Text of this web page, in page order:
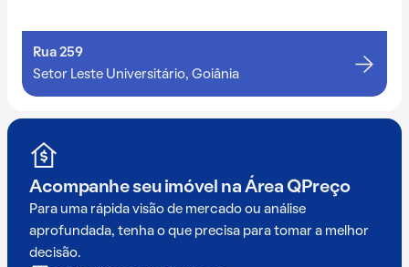
Rua 259
Setor Leste Universitário, Goiânia
Acompanhe seu imóvel na Área QPreço
Para uma rápida visão de mercado ou análise
aprofundada, tenha o que precisa para tomar a melhor
decisão.